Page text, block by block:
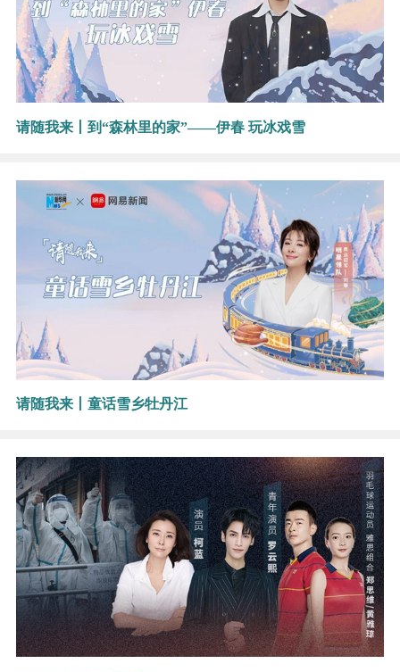
请随我来丨到“森林里的家”——伊春 玩冰戏雪
请随我来丨童话雪乡牡丹江